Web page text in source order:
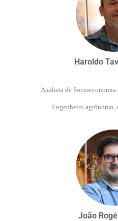
Haroldo
Analista de
Engenheiro agrônomo,
João